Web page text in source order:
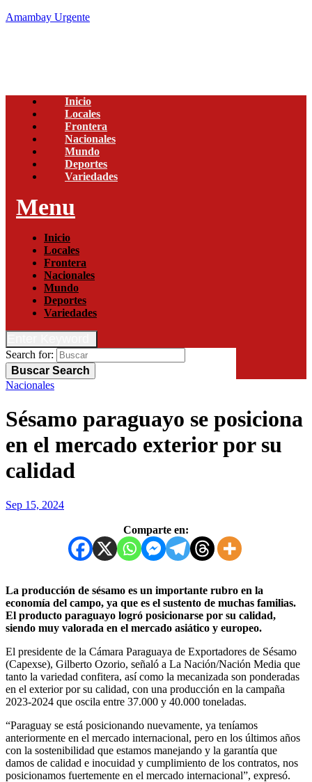
Amambay Urgente
Inicio
Locales
Frontera
Nacionales
Mundo
Deportes
Variedades
Menu
Inicio
Locales
Frontera
Nacionales
Mundo
Deportes
Variedades
Search for:
Buscar Search
Nacionales
Sésamo paraguayo se posiciona
en el mercado exterior por su
calidad
Sep 15, 2024
Comparte en:
La producción de sésamo es un importante rubro en la
economía del campo, ya que es el sustento de muchas familias.
El producto paraguayo logró posicionarse por su calidad,
siendo muy valorada en el mercado asiático y europeo.
El presidente de la Cámara Paraguaya de Exportadores de Sésamo
(Capexse), Gilberto Ozorio, señaló a La Nación/Nación Media que
tanto la variedad confitera, así como la mecanizada son ponderadas
en el exterior por su calidad, con una producción en la campaña
2023-2024 que oscila entre 37.000 y 40.000 toneladas.
“Paraguay se está posicionando nuevamente, ya teníamos
anteriormente en el mercado internacional, pero en los últimos años
con la sostenibilidad que estamos manejando y la garantía que
damos de calidad e inocuidad y cumplimiento de los contratos, nos
posicionamos fuertemente en el mercado internacional”, expresó.